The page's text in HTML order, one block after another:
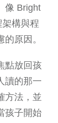
像 Bright
構與程
原因。
點放回孩
讀的那一
方法，並
孩子開始